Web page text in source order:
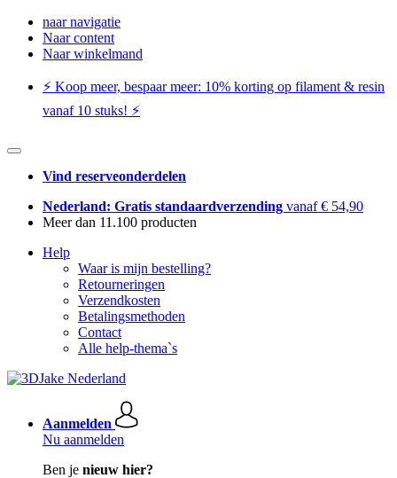
naar navigatie
Naar content
Naar winkelmand
⚡️ Koop meer, bespaar meer: ​​10% korting op filament & resin
vanaf 10 stuks! ⚡️
Vind reserveonderdelen
Nederland: Gratis standaardverzending vanaf € 54,90
Meer dan 11.100 producten
Help
Waar is mijn bestelling?
Retourneringen
Verzendkosten
Betalingsmethoden
Contact
Alle help-thema`s
Aanmelden
Nu aanmelden
Ben je nieuw hier?